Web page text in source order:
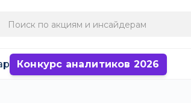
Конкурс аналитиков 2026